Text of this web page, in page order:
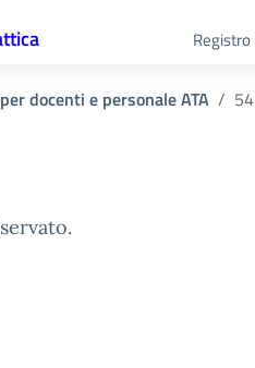
docenti e personale ATA